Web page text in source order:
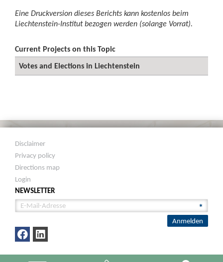
Eine Druckversion dieses Berichts kann kostenlos beim
Liechtenstein-Institut bezogen werden (solange Vorrat).
Current Projects on this Topic
Votes and Elections in Liechtenstein
Disclaimer
Privacy policy
Directions map
Login
NEWSLETTER